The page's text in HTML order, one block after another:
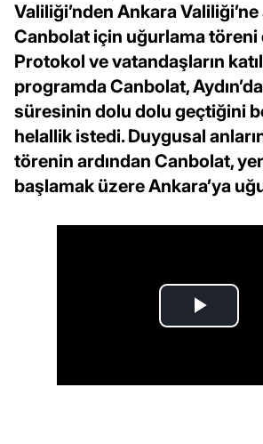
Valiliği’nden Ankara
Canbolat için uğurlama töreni
Protokol ve vatandaşların
programda Canbolat,
süresinin dolu dolu geçtiğini
helallik istedi. Duygusal
törenin ardından Canbolat,
başlamak üzere Ankara’ya